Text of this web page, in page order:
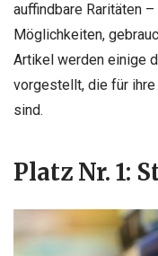
auffindbare Raritäten
Möglichkeiten,
Artikel werden einige
vorgestellt, die für
sind.
Platz Nr. 1: